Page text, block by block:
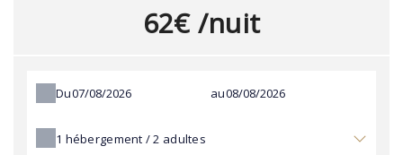
62€ /nuit
Du au
1 hébergement /2 adultes